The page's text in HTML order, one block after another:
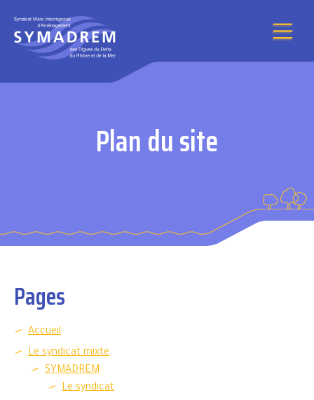
Plan du site
Pages
Accueil
Le syndicat mixte
SYMADREM
Le syndicat